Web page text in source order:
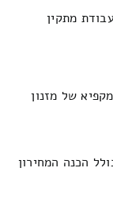
מתקין
של מזנון
הכנה המחירון